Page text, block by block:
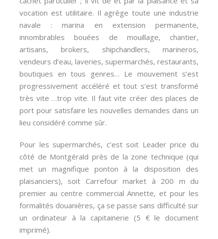
vocation est utilitaire. Il agrège toute une industrie
navale : marina en extension permanente,
innombrables bouées de mouillage, chantier,
artisans, brokers, shipchandlers, marineros,
vendeurs d’eau, laveries, supermarchés, restaurants,
boutiques en tous genres… Le mouvement s’est
progressivement accéléré et tout s’est transformé
très vite …trop vite. Il faut vite créer des places de
port pour satisfaire les nouvelles demandes dans un
lieu considéré comme sûr.
Pour les supermarchés, c’est soit Leader price du
côté de Montgérald près de la zone technique (qui
met un magnifique ponton à la disposition des
plaisanciers), soit Carrefour market à 200 m du
premier au centre commercial Annette, et pour les
formalités douanières, ça se passe sans difficulté sur
un ordinateur à la capitainerie (5 € le document
imprimé).